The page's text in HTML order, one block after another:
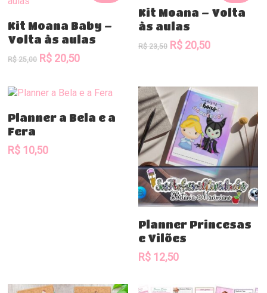
Comprar
Kit Moana Baby –
Volta às aulas
R$25,00 O
era:
R$ 20,50O
é:
R$ 20,50.
Comprar
Kit Moana – Volta
às aulas
R$23,50 O
era:
R$ 23,50.
R$20,50O
é:
R$ 20,50.
Comprar
Planner a Bela e a
Fera
R$ 10,50
Comprar
Planner Princesas
e Vilões
R$12,50